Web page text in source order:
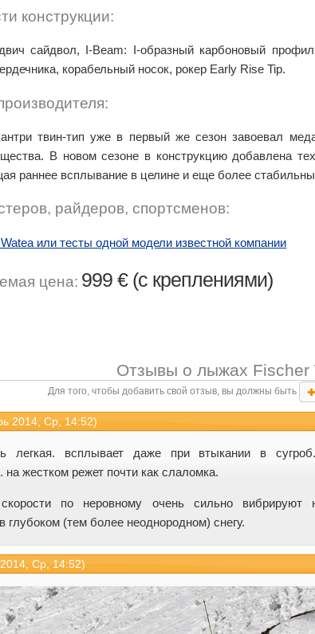
конструкции:
сайдвол, I-Beam: I-образный карбоновый
корабельный носок, рокер Early Rise Tip.
твин-тип уже в первый же сезон завоевал
В новом сезоне в конструкцию добавлена
раннее всплывание в целине и еще более
райдеров, спортсменов:
или тесты одной модели известной компании
цена: 999 € (с креплениями)
Отзывы о лыжах Fischer
Для того, чтобы добавить свой отзыв, вы должны быть
2014, Ср, 14:52)
легкая. всплывает даже при втыкании в
на жестком режет почти как слаломка.
по неровному очень сильно вибрируют
глубоком (тем более неоднородном) снегу.
Ср, 14:52)